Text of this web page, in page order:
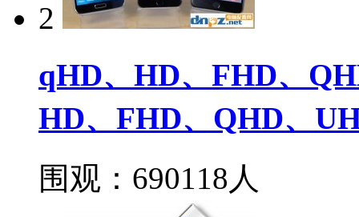
2
qHD、HD、FHD、
HD、FHD、QHD、
围观：690118人